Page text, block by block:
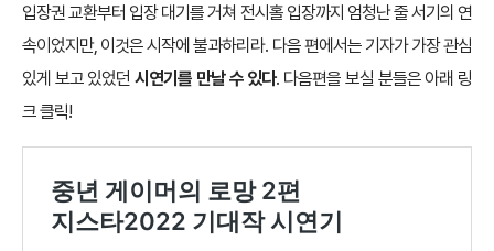
입장권 교환부터 입장 대기를 거쳐 전시홀 입장까지 엄청난 줄 서기의 연
속이었지만, 이것은 시작에 불과하리라. 다음 편에서는 기자가 가장 관심
있게 보고 있었던 시연기를 만날 수 있다. 다음편을 보실 분들은 아래 링
크 클릭!